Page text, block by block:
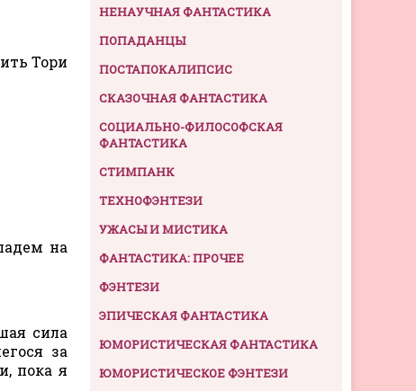
Тори
на
сила
за
пока я
НЕНАУЧНАЯ ФАНТАСТИКА
ПОПАДАНЦЫ
ПОСТАПОКАЛИПСИС
СКАЗОЧНАЯ ФАНТАСТИКА
СОЦИАЛЬНО-ФИЛОСОФСКАЯ
ФАНТАСТИКА
СТИМПАНК
ТЕХНОФЭНТЕЗИ
УЖАСЫ И МИСТИКА
ФАНТАСТИКА: ПРОЧЕЕ
ФЭНТЕЗИ
ЭПИЧЕСКАЯ ФАНТАСТИКА
ЮМОРИСТИЧЕСКАЯ ФАНТАСТИКА
ЮМОРИСТИЧЕСКОЕ ФЭНТЕЗИ